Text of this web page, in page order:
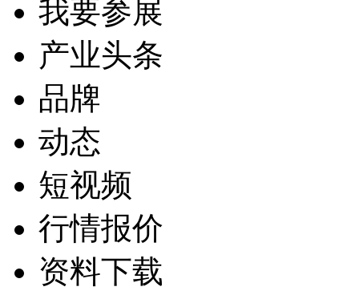
我要参展
产业头条
品牌
动态
短视频
行情报价
资料下载